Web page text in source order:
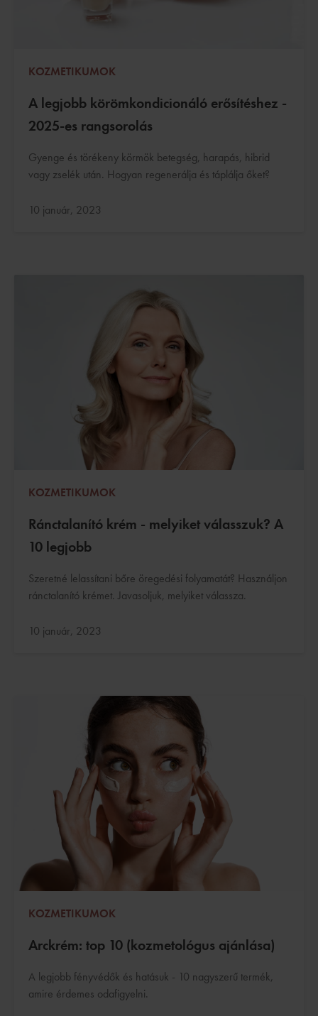
KOZMETIKUMOK
A legjobb körömkondicionáló erősítéshez -
2025-es rangsorolás
Gyenge és törékeny körmök betegség, harapás, hibrid
vagy zselék után. Hogyan regenerálja és táplálja őket?
Frissítve:
10 január, 2023
KOZMETIKUMOK
Ránctalanító krém - melyiket válasszuk? A
10 legjobb
Szeretné lelassítani bőre öregedési folyamatát? Használjon
ránctalanító krémet. Javasoljuk, melyiket válassza.
Frissítve:
10 január, 2023
KOZMETIKUMOK
Arckrém: top 10 (kozmetológus ajánlása)
A legjobb fényvédők és hatásuk - 10 nagyszerű termék,
amire érdemes odafigyelni.